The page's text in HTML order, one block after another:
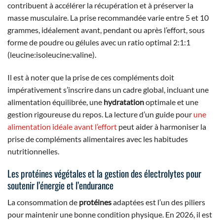
contribuent à accélérer la récupération et à préserver la
masse musculaire. La prise recommandée varie entre 5 et 10
grammes, idéalement avant, pendant ou après l’effort, sous
forme de poudre ou gélules avec un ratio optimal 2:1:1
(leucine:isoleucine:valine).
Il est à noter que la prise de ces compléments doit
impérativement s’inscrire dans un cadre global, incluant une
alimentation équilibrée, une hydratationoptimale et une
gestion rigoureuse du repos. La lecture d’un guide pour une
alimentation idéale avant l’effort peut aider à harmoniser la
prise de compléments alimentaires avec les habitudes
nutritionnelles.
Les protéines végétales et la gestion des électrolytes pour
soutenir l’énergie et l’endurance
La consommation de protéinesadaptées est l’un des piliers
pour maintenir une bonne condition physique. En 2026, il est